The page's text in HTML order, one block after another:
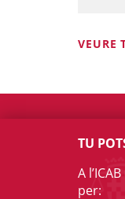
VEURE
TU
A
per: